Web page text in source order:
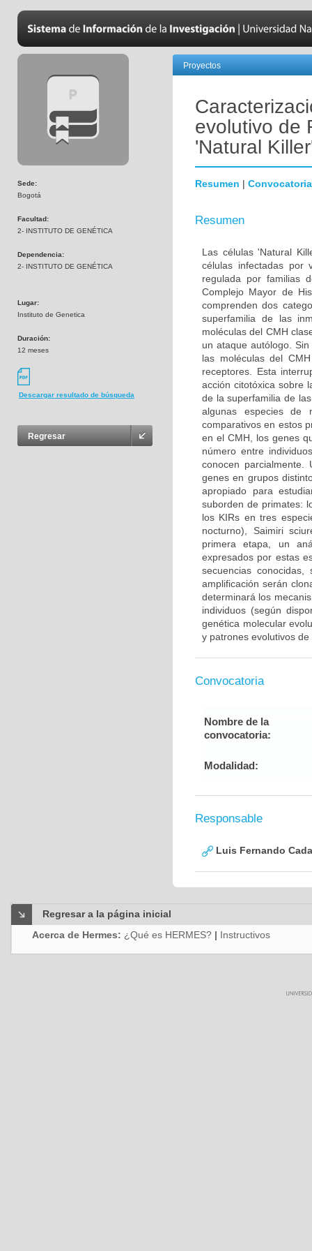
Sede:
Bogotá
Facultad:
2- INSTITUTO DE GENÉTICA
Dependencia:
2- INSTITUTO DE GENÉTICA
Lugar:
Instituto de Genetica
Duración:
12 meses
Descargar resultado de búsqueda
Regresar
Proyectos
evolutivo de
'Natural
Resumen | Convocatoria
Resumen
Las células 'Natural
células infectadas por
regulada por familias
Complejo Mayor de
comprenden dos
superfamilia de las
moléculas del CMH
un ataque autólogo.
las moléculas del
receptores. Esta
acción citotóxica sobre
de la superfamilia de
algunas especies de
comparativos en estos
en el CMH, los genes
número entre
conocen
genes en grupos
apropiado para
suborden de primates:
los KIRs en tres
nocturno), Saimiri
primera etapa, un
expresados por estas
secuencias
amplificación serán
determinará los
individuos (según
genética molecular
y patrones evolutivos
Convocatoria
Nombre de la
convocatoria:
Modalidad:
Responsable
Luis Fernando
Regresar a la página inicial
Acerca de Hermes: ¿Qué es HERMES? | Instructivos